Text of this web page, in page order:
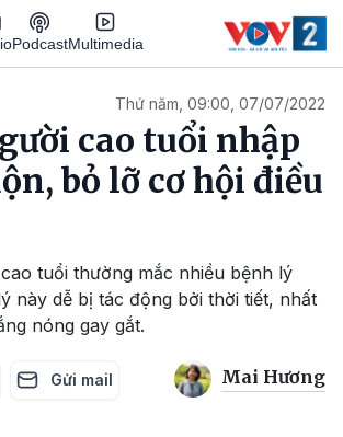
PodcastMultimedia
Thứ năm, 09:00, 07/07/2022
cao tuổi nhập
bỏ lỡ cơ hội điều
tuổi thường mắc nhiều bệnh lý
này dễ bị tác động bởi thời tiết, nhất
nóng gay gắt.
Gửi mail Mai Hương